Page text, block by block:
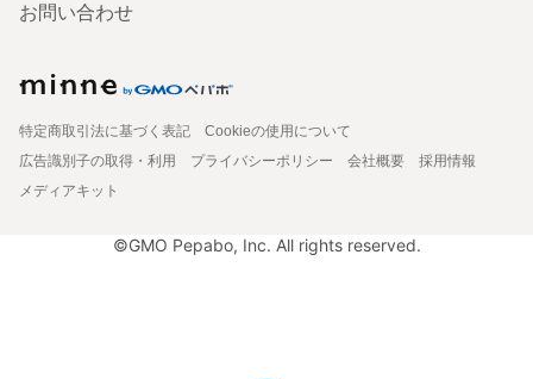
お問い合わせ
特定商取引法に基づく表記
Cookieの使用について
広告識別子の取得・利用
プライバシーポリシー 会社概要
採用情報
メディアキット
©GMO Pepabo, Inc. All rights reserved.